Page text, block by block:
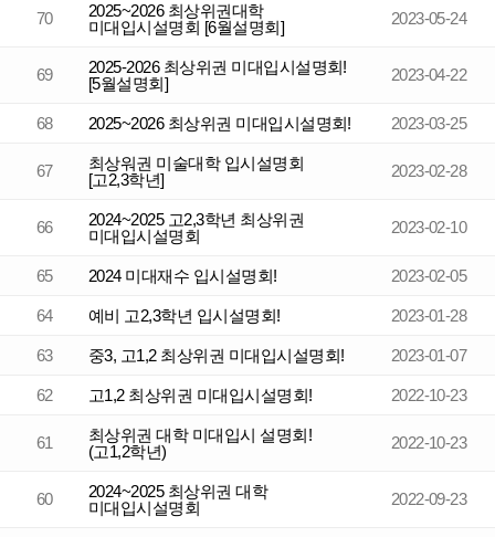
70
2025~2026 최상위권대학
미대입시설명회 [6월설명회]
2023-05-24
69
2025-2026 최상위권 미대입시설명회!
[5월설명회]
2023-04-22
68 2025~2026 최상위권 미대입시설명회! 2023-03-25
67
최상워권 미술대학 입시설명회
[고2,3학년]
2023-02-28
66
2024~2025 고2,3학년 최상위권
미대입시설명회
2023-02-10
65 2024 미대재수 입시설명회! 2023-02-05
64 예비 고2,3학년 입시설명회! 2023-01-28
63 중3, 고1,2 최상위권 미대입시설명회! 2023-01-07
62 고1,2 최상위권 미대입시설명회! 2022-10-23
61
최상위권 대학 미대입시 설명회!
(고1,2학년)
2022-10-23
60
2024~2025 최상위권 대학
미대입시설명회
2022-09-23